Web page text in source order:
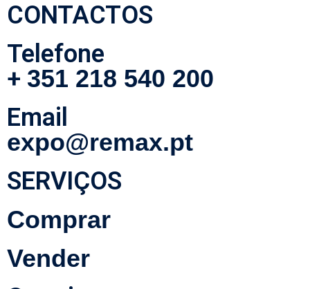
CONTACTOS
Telefone
+ 351 218 540 200
Email
expo@remax.pt
SERVIÇOS
Comprar
Vender